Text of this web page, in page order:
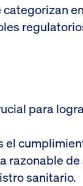
para
el
razonable
sanitario.